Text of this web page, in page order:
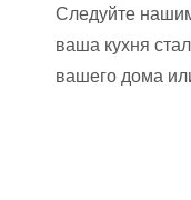
Следуйте
ваша кухня
вашего дома